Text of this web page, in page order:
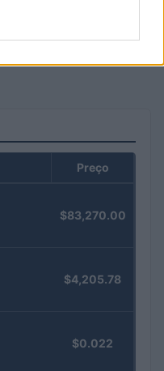
em agosto de
Preço
$83,270.00
$4,205.78
$0.022